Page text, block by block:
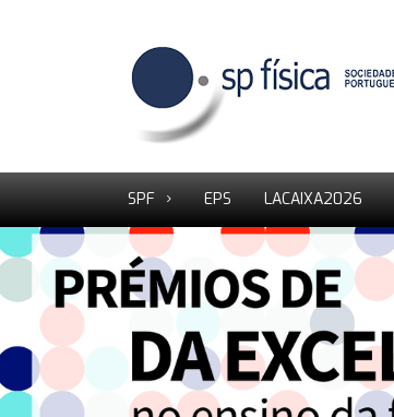
SPF EPS LACAIXA2026